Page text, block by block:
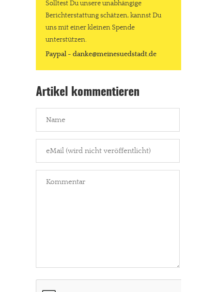
Solltest Du unsere unabhängige
Berichterstattung schätzen, kannst Du
uns mit einer kleinen Spende
unterstützen.
Paypal - danke@meinesuedstadt.de
Artikel kommentieren